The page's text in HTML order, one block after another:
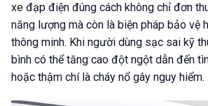
xe đạp điện đúng cách không chỉ đơn
năng lượng mà còn là biện pháp bảo vệ
thông minh. Khi người dùng sạc sai kỹ
bình có thể tăng cao đột ngột dẫn đến
hoặc thậm chí là cháy nổ gây nguy hiểm.